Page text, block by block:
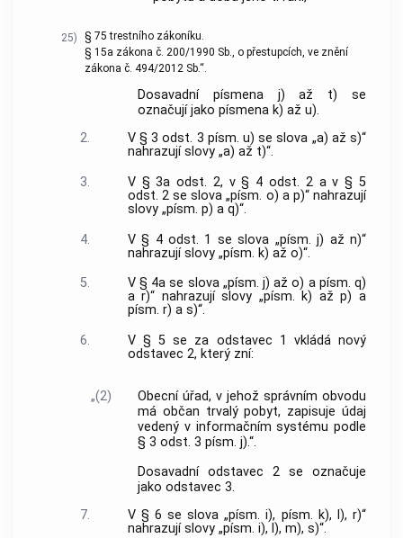
25)
§ 75 trestního zákoníku.
§ 15a zákona č. 200/1990 Sb., o přestupcích, ve znění
zákona č. 494/2012 Sb.“.
Dosavadní písmena j) až t) se
označují jako písmena k) až u).
2.
V § 3 odst. 3 písm. u) se slova „a) až s)“
nahrazují slovy „a) až t)“.
3.
V § 3a odst. 2, v § 4 odst. 2 a v § 5
odst. 2 se slova „písm. o) a p)“ nahrazují
slovy „písm. p) a q)“.
4.
V § 4 odst. 1 se slova „písm. j) až n)“
nahrazují slovy „písm. k) až o)“.
5.
V § 4a se slova „písm. j) až o) a písm. q)
a r)“ nahrazují slovy „písm. k) až p) a
písm. r) a s)“.
6.
V § 5 se za odstavec 1 vkládá nový
odstavec 2, který zní:
„(2)
Obecní úřad, v jehož správním obvodu
má občan trvalý pobyt, zapisuje údaj
vedený v informačním systému podle
§ 3 odst. 3 písm. j).“.
Dosavadní odstavec 2 se označuje
jako odstavec 3.
7.
V § 6 se slova „písm. i), písm. k), l), r)“
nahrazují slovy „písm. i), l), m), s)“.